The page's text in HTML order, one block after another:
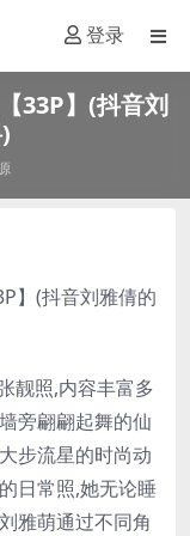
登录
33P】(抖音刘
靓照,内容丰富多
旁翩翩起舞的仙
步流星的时尚动
日常照,她无论睡
刘雅萌通过不同角